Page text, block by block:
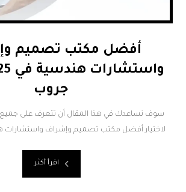
أفضل مكتب تصميم
جروب
سوف نساعدك في هذا المقال أن تتعرف على جميع
لاختيار أفضل مكتب تصميم وإشراف واستشارات
اقرأ أكثر